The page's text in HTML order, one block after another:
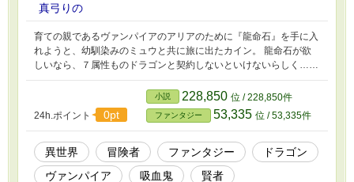
真弓りの
育ての親であるヴァンパイアのアリアのために『龍命石』を手に入
れようと、幼馴染みのミュウと共に旅に出たカイン。 龍命石が欲
しいなら、７属性ものドラゴンと契約しないといけないらしく……
24h.ポイント 0pt
小説 228,850 位 / 228,850件
ファンタジー 53,335 位 / 53,335件
異世界 冒険者 ファンタジー
ドラゴン
ヴァンパイア
吸血鬼 賢者